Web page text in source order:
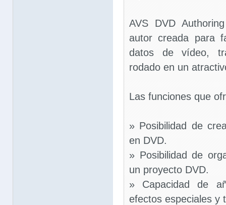
AVS DVD
autor creada para
datos de vídeo,
rodado en un
Las funciones que
» Posibilidad de
en DVD.
» Posibilidad de
un proyecto DVD.
» Capacidad de
efectos especiales y